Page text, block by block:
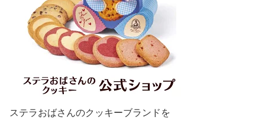
ステラおばさんのクッキーブランドを